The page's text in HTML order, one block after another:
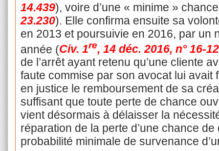
14.439), voire d’une « minime »
23.230). Elle confirma ensuite sa
en 2013 et poursuivie en 2016, par un
année (Civ. 1re, 14 déc. 2016, n° 16-
de l’arrêt ayant retenu qu’une cliente
faute commise par son avocat lui avait
en justice le remboursement de sa
suffisant que toute perte de chance
vient désormais à délaisser la
réparation de la perte d’une chance de
probabilité minimale de survenance